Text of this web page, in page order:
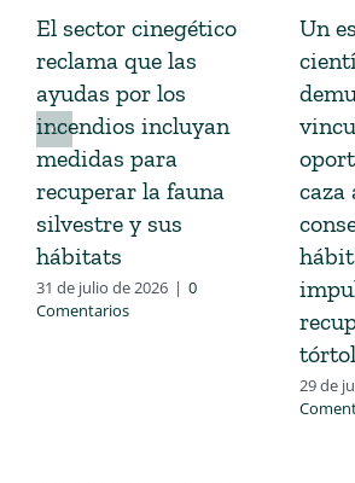
El sector cinegético
reclama que las
ayudas por los
incendios incluyan
medidas para
recuperar la fauna
silvestre y sus
hábitats
31 de julio de 2026 | 0
Comentarios
Un
caza
29 de